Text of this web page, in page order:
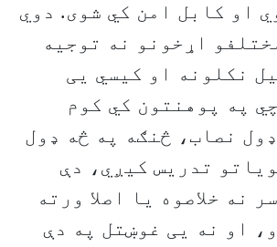
او کابل امن کي شوی. دوي
اړخونو نه توجیه
نکلونه او کیسي يی
په پوهنتون کي کوم
نصاب، څنګه په څه ډول
تدریس کیږي، دې
نه خلاصوه یا اصلا ورته
او نه يی غوښتل په دې